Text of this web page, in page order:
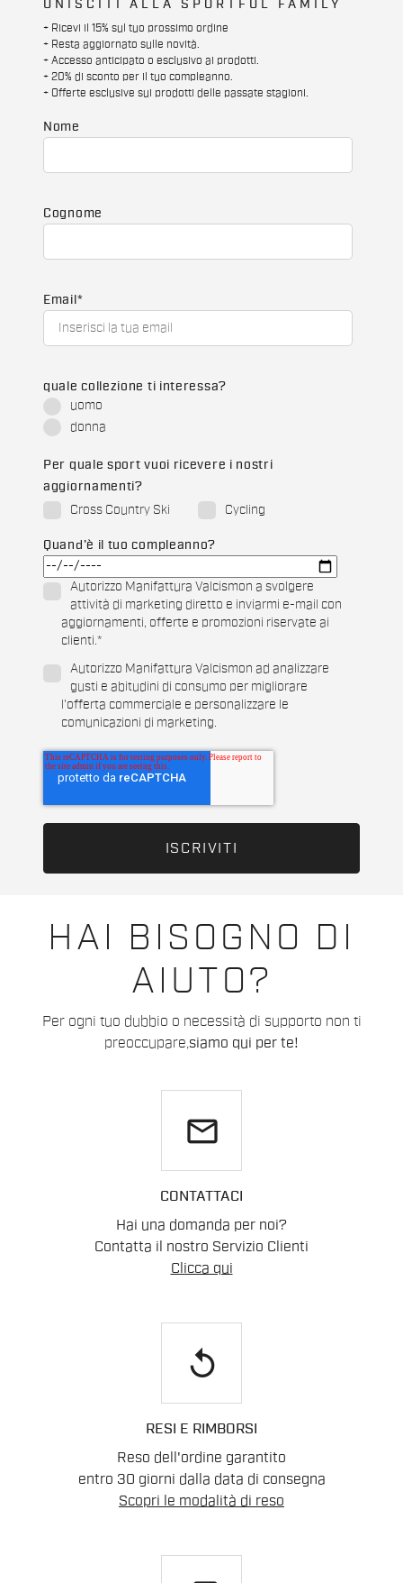
HAI BISOGNO DI
AIUTO?
Per ogni tuo dubbio o necessità di supporto non ti
preoccupare, siamo qui per te!
email
CONTATTACI
Hai una domanda per noi?
Contatta il nostro Servizio Clienti
Clicca qui
replay
RESI E RIMBORSI
Reso dell'ordine garantito
entro 30 giorni dalla data di consegna
Scopri le modalità di reso
UNISCITI ALLA SPORTFUL FAMILY
+ Ricevi il 15% sul tuo prossimo ordine
+ Resta aggiornato sulle novità.
+ Accesso anticipato o esclusivo ai prodotti.
+ 20% di sconto per il tuo compleanno.
+ Offerte esclusive sui prodotti delle passate stagioni.
Nome
Cognome
Email *
quale collezione ti interessa?
uomo
donna
Per quale sport vuoi ricevere i nostri
aggiornamenti?
Cross Country Ski
Cycling
Quand'è il tuo compleanno?
Autorizzo Manifattura Valcismon a svolgere
attività di marketing diretto e inviarmi e-mail con
aggiornamenti, offerte e promozioni riservate ai
clienti. *
Autorizzo Manifattura Valcismon ad analizzare
gusti e abitudini di consumo per migliorare
l'offerta commerciale e personalizzare le
comunicazioni di marketing.